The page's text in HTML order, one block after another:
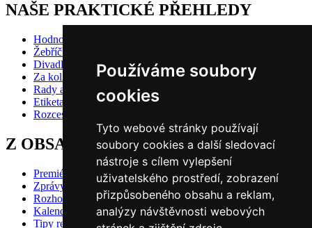
Používáme soubory
cookies
Tyto webové stránky používají
soubory cookies a další sledovací
nástroje s cílem vylepšení
uživatelského prostředí, zobrazení
přizpůsobeného obsahu a reklam,
analýzy návštěvnosti webových
NAŠE PRAKTICKÉ PŘEHLEDY
Hodnocení inscenací
Žebříčky
Divadlo pro děti
Za kolik do divadla?
Rady a doporučení
Etiketa?
Rozcestník
Z OBSAHU VYBÍRÁME
Premiéry
Zprávy
Rozhovory
Kalendář premiér
Tipy redakce